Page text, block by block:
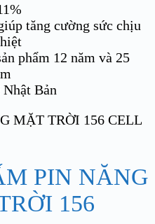
tăng cường sức chịu
phẩm 12 năm và 25
Bản
PIN NĂNG
156